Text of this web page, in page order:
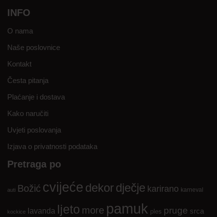
INFO
O nama
Naše poslovnice
Kontakt
Česta pitanja
Plaćanje i dostava
Kako naručiti
Uvjeti poslovanja
Izjava o privatnosti podataka
Pretraga po
auti Božić cvijeće dekordječje karirano karneval
kockice lavanda ljeto more pamuk ples pruge srca